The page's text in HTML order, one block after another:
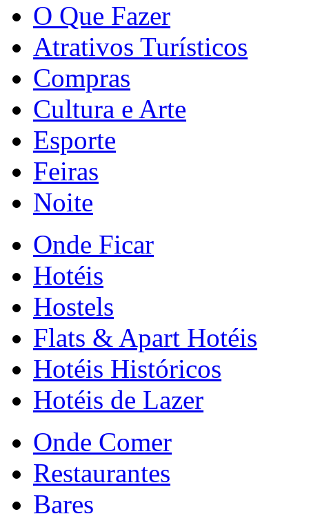
O Que Fazer
Atrativos Turísticos
Compras
Cultura e Arte
Esporte
Feiras
Noite
Onde Ficar
Hotéis
Hostels
Flats & Apart Hotéis
Hotéis Históricos
Hotéis de Lazer
Onde Comer
Restaurantes
Bares